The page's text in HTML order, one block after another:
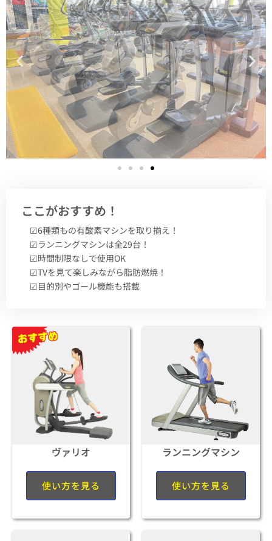
ここがおすすめ！
☑︎6種類もの有酸素マシンを取り揃え！
☑︎ランニングマシンは全29台！
☑︎時間制限なしで使用OK
☑︎TVを見て楽しみながら脂肪燃焼！
☑︎目的別やゴール機能も搭載
ヴァリオ
使い方を見る
ランニングマシン
使い方を見る